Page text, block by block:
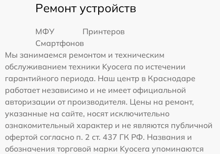
Ремонт устройств
МФУ
Принтеров
Смартфонов
Мы занимаемся ремонтом и техническим
обслуживанием техники Kyocera по истечении
гарантийного периода. Наш центр в Краснодаре
работает независимо и не имеет официальной
авторизации от производителя. Цены на ремонт,
указанные на сайте, носят исключительно
ознакомительный характер и не являются публичной
офертой согласно п. 2 ст. 437 ГК РФ. Названия и
обозначения торговой марки Kyocera упоминаются